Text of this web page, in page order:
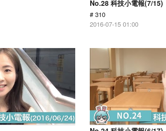
No.28 科技小電報(7/15)
# 310
2016-07-15 01:00